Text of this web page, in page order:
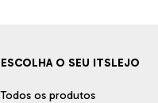
ESCOLHA O SEU ITSLEJO
Todos os produtos